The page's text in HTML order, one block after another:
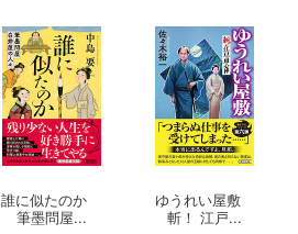
誰に似たのか
筆墨問屋...
ゆうれい屋敷
斬！ 江戸...